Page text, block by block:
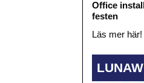
Office
festen
Läs mer här!